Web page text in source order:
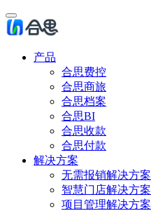
产品
合思费控
合思商旅
合思档案
合思BI
合思收款
合思付款
解决方案
无需报销解决方案
智慧门店解决方案
项目管理解决方案